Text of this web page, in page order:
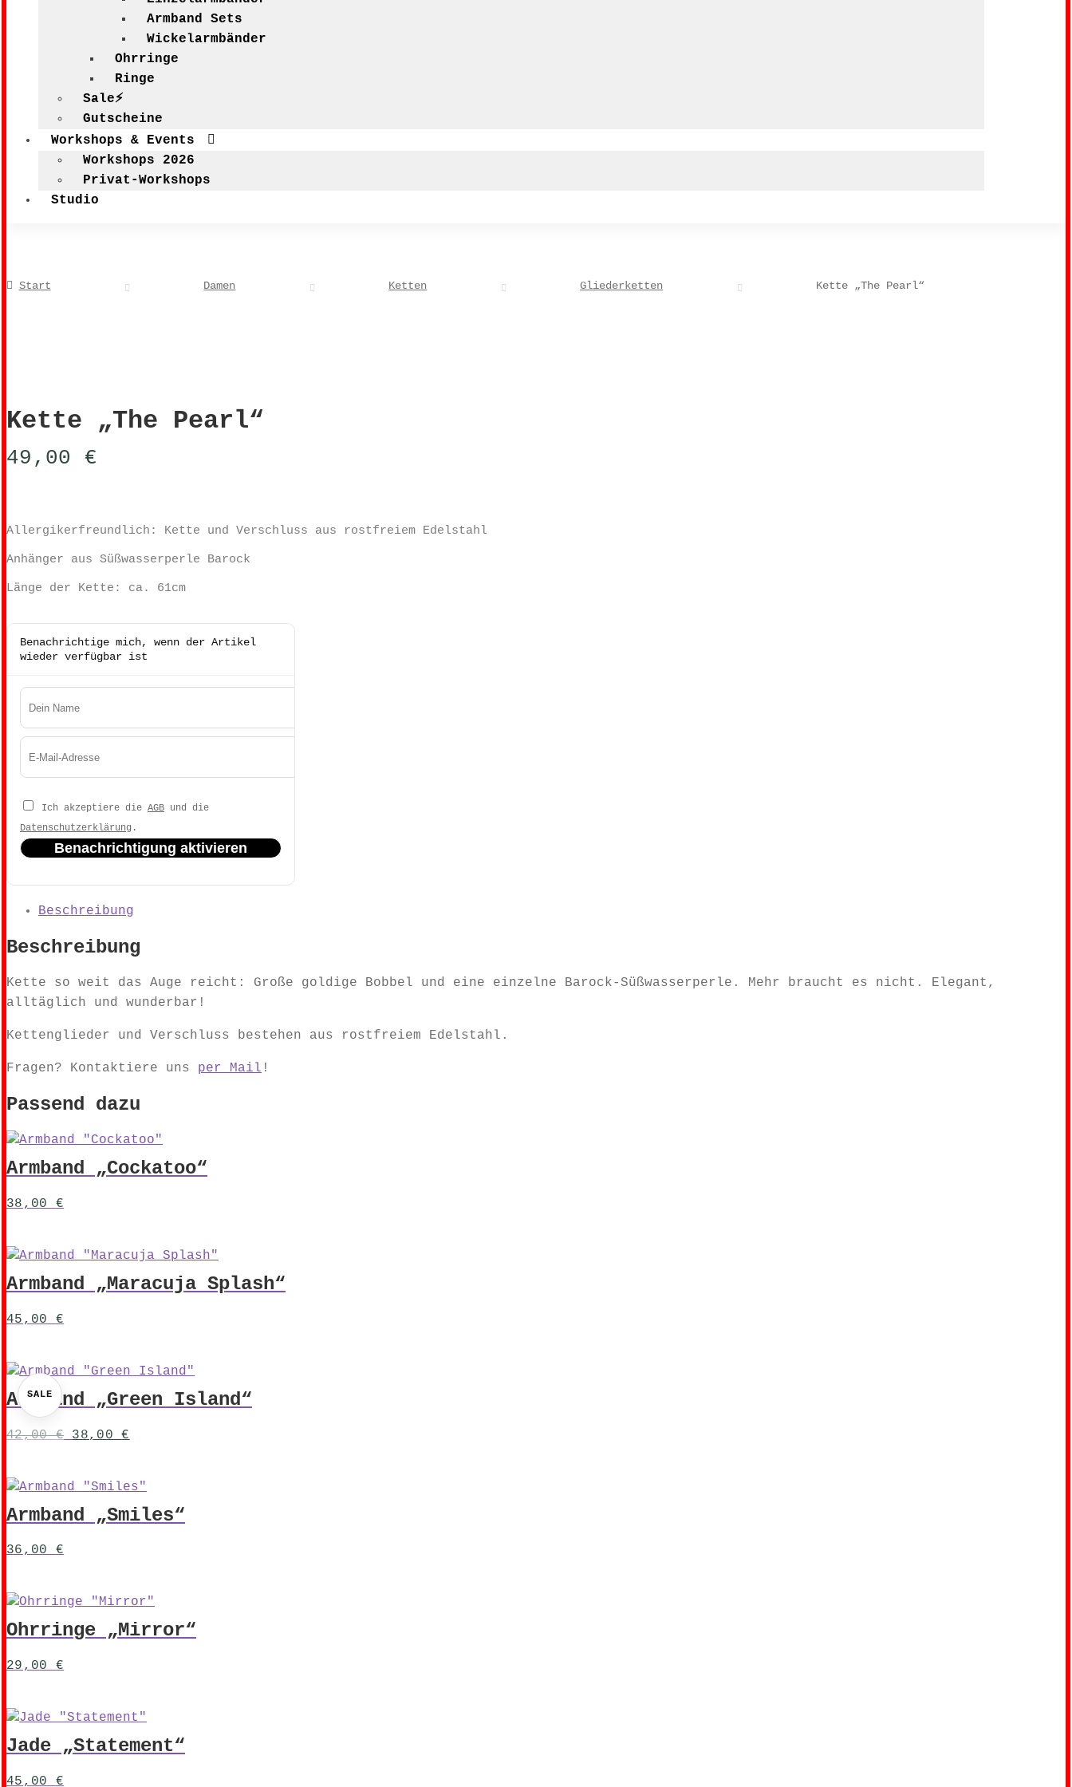
Armband Sets
Wickelarmbänder
Ohrringe
Ringe
Sale⚡
Gutscheine
Workshops & Events
Workshops 2026
Privat-Workshops
Studio
Start Damen Ketten Gliederketten Kette „The Pearl“
Kette „The Pearl“
49,00 €
Allergikerfreundlich: Kette und Verschluss aus rostfreiem Edelstahl
Anhänger aus Süßwasserperle Barock
Länge der Kette: ca. 61cm
Benachrichtige mich, wenn der Artikel
wieder verfügbar ist
Ich akzeptiere die AGB und die
Datenschutzerklärung .
Benachrichtigung aktivieren
Beschreibung
Beschreibung
Kette so weit das Auge reicht: Große goldige Bobbel und eine einzelne Barock-Süßwasserperle. Mehr braucht es nicht. Elegant,
alltäglich und wunderbar!
Kettenglieder und Verschluss bestehen aus rostfreiem Edelstahl.
Fragen? Kontaktiere uns per Mail !
Passend dazu
Armband „Cockatoo“
38,00 €
Armband „Maracuja Splash“
45,00 €
SALE
Armband „Green Island“
42,00€
Ursprünglicher
42,00 €
38,00€
38,00 €.
Armband „Smiles“
36,00 €
Ohrringe „Mirror“
29,00 €
Jade „Statement“
45,00 €